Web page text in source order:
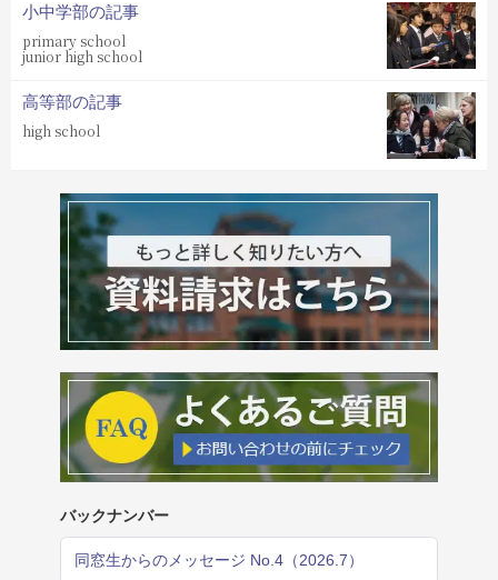
小中学部の記事
primary school
junior high school
高等部の記事
high school
バックナンバー
同窓生からのメッセージ No.4（2026.7）